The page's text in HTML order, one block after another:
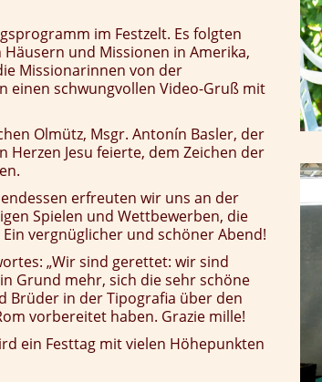
im Festzelt. Es folgten
und Missionen in Amerika,
Missionarinnen von der
einen schwungvollen Video-Gruß mit
Olmütz, Msgr. Antonín Basler, der
Herzen Jesu feierte, dem Zeichen der
erfreuten wir uns an der
Spielen und Wettbewerben, die
vergnüglicher und schöner Abend!
„Wir sind gerettet: wir sind
Grund mehr, sich die sehr schöne
Brüder in der Tipografia über den
vorbereitet haben. Grazie mille!
ein Festtag mit vielen Höhepunkten